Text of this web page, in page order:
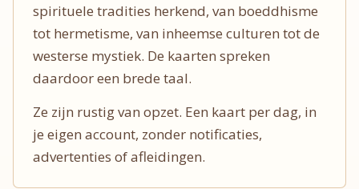
spirituele tradities herkend, van boeddhisme
tot hermetisme, van inheemse culturen tot de
westerse mystiek. De kaarten spreken
daardoor een brede taal.
Ze zijn rustig van opzet. Een kaart per dag, in
je eigen account, zonder notificaties,
advertenties of afleidingen.